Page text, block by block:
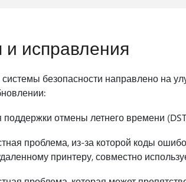
исправления
безопасности направлено на
отмены летнего времени
проблема, из-за которой коды
принтеру, совместно